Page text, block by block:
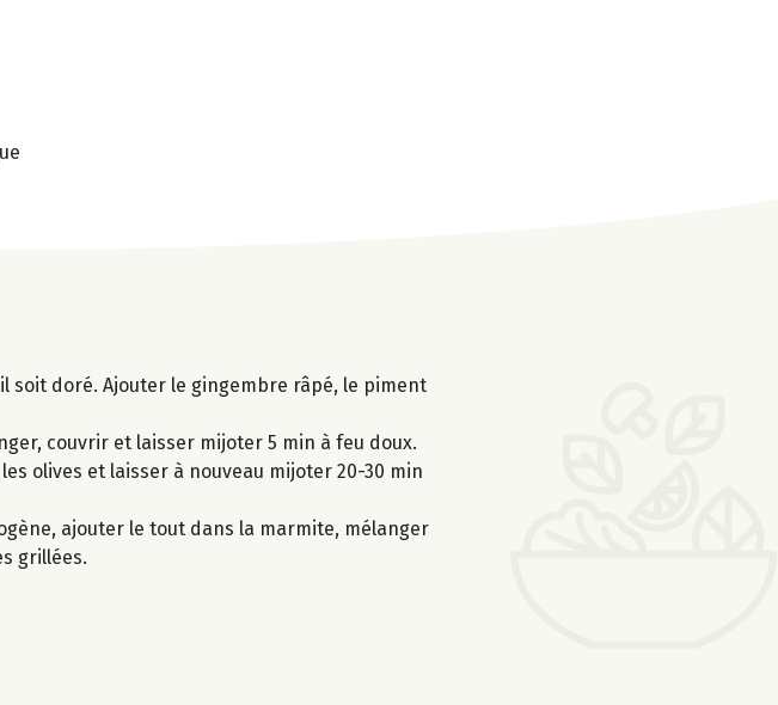
soit doré. Ajouter le gingembre râpé, le piment
couvrir et laisser mijoter 5 min à feu doux.
olives et laisser à nouveau mijoter 20-30 min
ajouter le tout dans la marmite, mélanger
grillées.